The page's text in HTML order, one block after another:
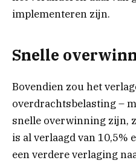
implementeren zijn.
Snelle
Bovendien zou het
overdrachtsbelasting –
snelle overwinning zijn,
is al verlaagd van 10,5%
een verdere verlaging